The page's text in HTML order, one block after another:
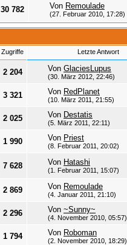
30 782 Von Remoulade
(27. Februar 2010, 17:28)
Zugriffe Letzte Antwort
2 204 Von GlaciesLupus
(30. März 2012, 22:46)
3 321 Von RedPlanet
(10. März 2011, 21:55)
2 025 Von Destatis
(5. März 2011, 22:11)
1 990 Von Priest
(8. Februar 2011, 20:02)
7 628 Von Hatashi
(1. Februar 2011, 15:07)
2 869 Von Remoulade
(4. Januar 2011, 21:10)
2 296 Von ~Sunny~
(4. November 2010, 05:57)
1 794 Von Roboman
(2. November 2010, 18:29)